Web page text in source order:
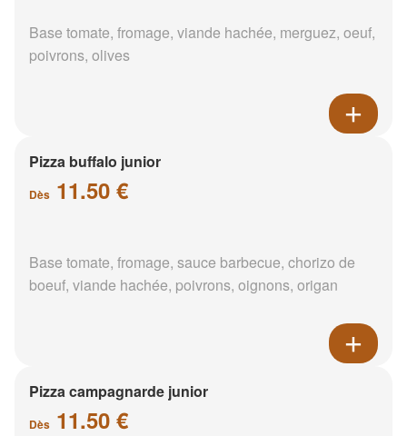
Base tomate, fromage, viande hachée, merguez, oeuf,
poivrons, olives
Pizza buffalo junior
Dès 11.50 €
Base tomate, fromage, sauce barbecue, chorizo de
boeuf, viande hachée, poivrons, oignons, origan
Pizza campagnarde junior
Dès 11.50 €